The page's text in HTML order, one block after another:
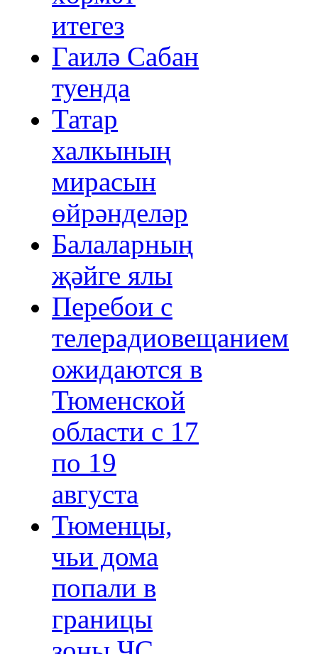
итегез
Гаилә Сабан
туенда
Татар
халкының
мирасын
өйрәнделәр
Балаларның
җәйге ялы
Перебои с
телерадиовещанием
ожидаются в
Тюменской
области с 17
по 19
августа
Тюменцы,
чьи дома
попали в
границы